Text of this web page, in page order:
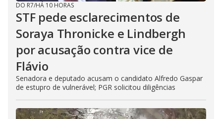
DO R7/HÁ 10 HORAS
STF pede esclarecimentos de
Soraya Thronicke e Lindbergh
por acusação contra vice de
Flávio
Senadora e deputado acusam o candidato Alfredo Gaspar
de estupro de vulnerável; PGR solicitou diligências